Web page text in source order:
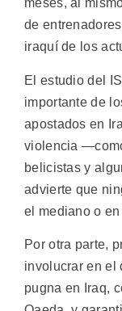
meses, al
de
iraquí de los
El estudio del
importante de
apostados en
violencia
belicistas y
advierte que
el mediano o
Por otra parte,
involucrar en el
pugna en Iraq,